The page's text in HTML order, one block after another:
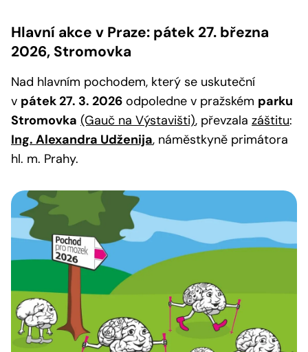
Hlavní akce v Praze: pátek 27. března
2026, Stromovka
Nad hlavním pochodem, který se uskuteční
v pátek 27. 3. 2026 odpoledne v pražském parku
Stromovka (Gauč na Výstavišti), převzala záštitu:
Ing. Alexandra Udženija, náměstkyně primátora
hl. m. Prahy.